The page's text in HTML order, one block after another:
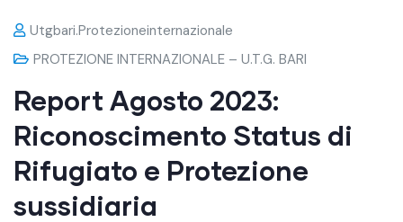
Utgbari.protezioneinternazionale
PROTEZIONE INTERNAZIONALE – U.T.G. BARI
Report Agosto 2023:
Riconoscimento Status di
Rifugiato e Protezione
sussidiaria